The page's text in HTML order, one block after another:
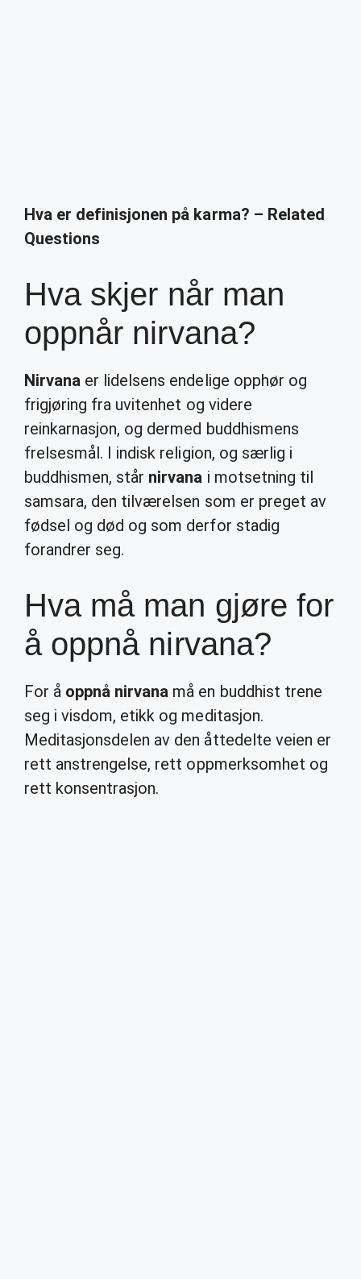
Hva er definisjonen på karma? – Related
Questions
Hva skjer når man
oppnår nirvana?
Nirvana er lidelsens endelige opphør og
frigjøring fra uvitenhet og videre
reinkarnasjon, og dermed buddhismens
frelsesmål. I indisk religion, og særlig i
buddhismen, står nirvana i motsetning til
samsara, den tilværelsen som er preget av
fødsel og død og som derfor stadig
forandrer seg.
Hva må man gjøre for
å oppnå nirvana?
For å oppnå nirvana må en buddhist trene
seg i visdom, etikk og meditasjon.
Meditasjonsdelen av den åttedelte veien er
rett anstrengelse, rett oppmerksomhet og
rett konsentrasjon.